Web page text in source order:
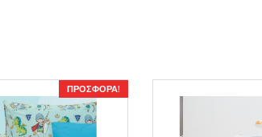
ΠΡΟΣΦΟΡΆ!